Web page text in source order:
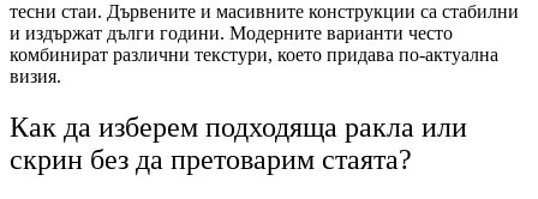
тесни стаи. Дървените и масивните конструкции са стабилни
и издържат дълги години. Модерните варианти често
комбинират различни текстури, което придава по-актуална
визия.
Как да изберем подходяща ракла или
скрин без да претоварим стаята?